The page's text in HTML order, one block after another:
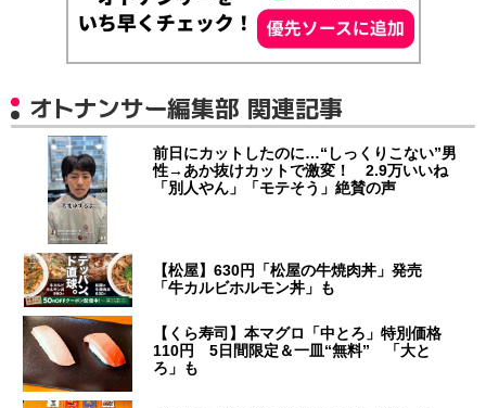
オトナンサー編集部 関連記事
前日にカットしたのに…“しっくりこない”男
性→あか抜けカットで激変！ 2.9万いいね
「別人やん」「モテそう」絶賛の声
【松屋】630円「松屋の牛焼肉丼」発売
「牛カルビホルモン丼」も
【くら寿司】本マグロ「中とろ」特別価格
110円 5日間限定＆一皿“無料” 「大と
ろ」も